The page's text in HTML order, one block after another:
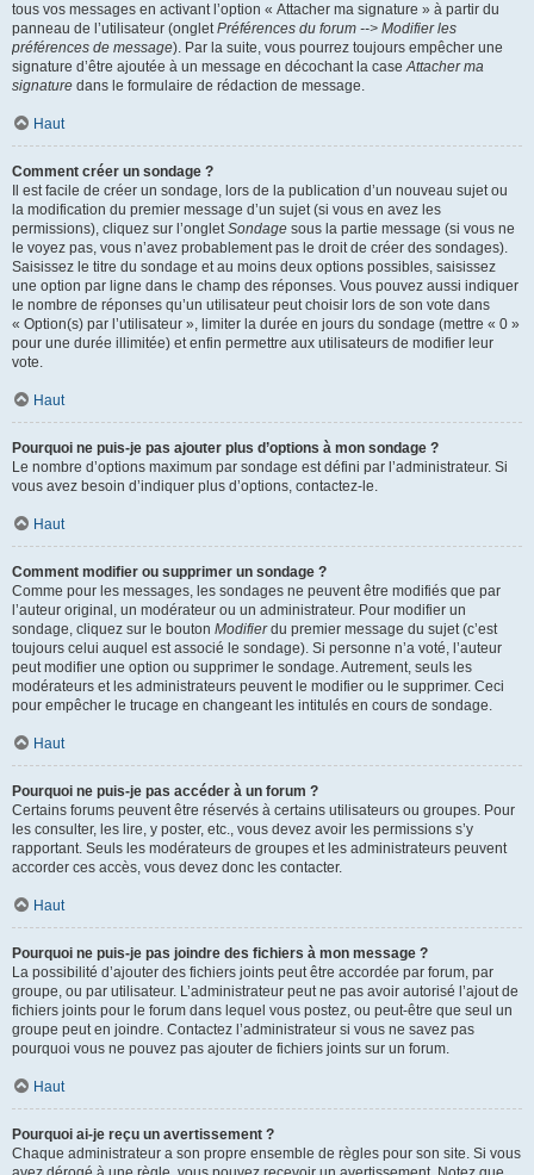
tous vos messages en activant l’option « Attacher ma signature » à partir du
panneau de l’utilisateur (ongletPréférences du forum --> Modifier les
préférences de message). Par la suite, vous pourrez toujours empêcher une
signature d’être ajoutée à un message en décochant la caseAttacher ma
signature dans le formulaire de rédaction de message.
Haut
Comment créer un sondage ?
Il est facile de créer un sondage, lors de la publication d’un nouveau sujet ou
la modification du premier message d’un sujet (si vous en avez les
permissions), cliquez sur l’ongletSondage sous la partie message (si vous ne
le voyez pas, vous n’avez probablement pas le droit de créer des sondages).
Saisissez le titre du sondage et au moins deux options possibles, saisissez
une option par ligne dans le champ des réponses. Vous pouvez aussi indiquer
le nombre de réponses qu’un utilisateur peut choisir lors de son vote dans
« Option(s) par l’utilisateur », limiter la durée en jours du sondage (mettre « 0 »
pour une durée illimitée) et enfin permettre aux utilisateurs de modifier leur
vote.
Haut
Pourquoi ne puis-je pas ajouter plus d’options à mon sondage ?
Le nombre d’options maximum par sondage est défini par l’administrateur. Si
vous avez besoin d’indiquer plus d’options, contactez-le.
Haut
Comment modifier ou supprimer un sondage ?
Comme pour les messages, les sondages ne peuvent être modifiés que par
l’auteur original, un modérateur ou un administrateur. Pour modifier un
sondage, cliquez sur le bouton Modifierdu premier message du sujet (c’est
toujours celui auquel est associé le sondage). Si personne n’a voté, l’auteur
peut modifier une option ou supprimer le sondage. Autrement, seuls les
modérateurs et les administrateurs peuvent le modifier ou le supprimer. Ceci
pour empêcher le trucage en changeant les intitulés en cours de sondage.
Haut
Pourquoi ne puis-je pas accéder à un forum ?
Certains forums peuvent être réservés à certains utilisateurs ou groupes. Pour
les consulter, les lire, y poster, etc., vous devez avoir les permissions s’y
rapportant. Seuls les modérateurs de groupes et les administrateurs peuvent
accorder ces accès, vous devez donc les contacter.
Haut
Pourquoi ne puis-je pas joindre des fichiers à mon message ?
La possibilité d’ajouter des fichiers joints peut être accordée par forum, par
groupe, ou par utilisateur. L’administrateur peut ne pas avoir autorisé l’ajout de
fichiers joints pour le forum dans lequel vous postez, ou peut-être que seul un
groupe peut en joindre. Contactez l’administrateur si vous ne savez pas
pourquoi vous ne pouvez pas ajouter de fichiers joints sur un forum.
Haut
Pourquoi ai-je reçu un avertissement ?
Chaque administrateur a son propre ensemble de règles pour son site. Si vous